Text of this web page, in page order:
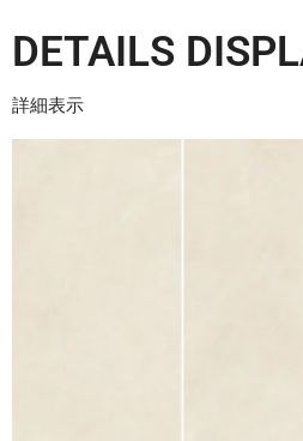
DETAILS
詳細表示